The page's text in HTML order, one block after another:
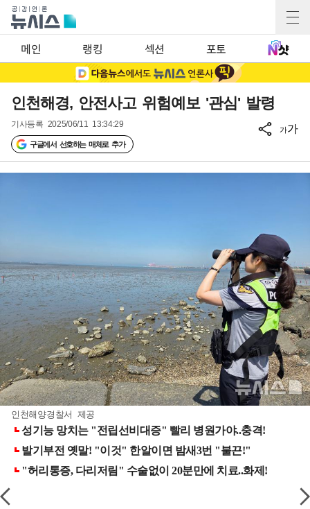
메인 랭킹 섹션 포토
인천해경, 안전사고 위험예보 '관심' 발령
기사등록 2025/06/11 13:34:29
구글에서 선호하는 매체로 추가
가가
인천해양경찰서 제공